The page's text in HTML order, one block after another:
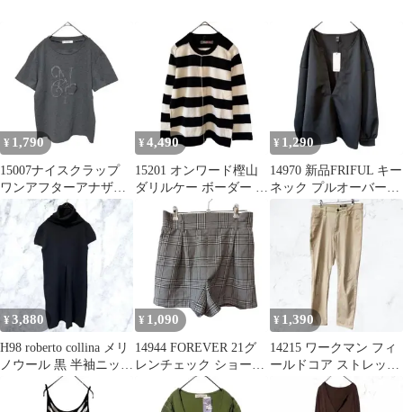
¥ 1,790
15007ナイスクラップ
ワンアフターアナザー
ロゴ刺繍Tシャツ グレ
ー
¥ 4,490
15201 オンワード樫山
ダリルケー ボーダー ニ
ットカーディガン M 黒
¥ 1,290
14970 新品FRIFUL キー
ネック プルオーバー
XL チャコールグレー
¥3,880
H98 roberto collina メリ
ノウール 黒 半袖ニット
ワンピース
¥ 1,090
14944 FOREVER 21グ
レンチェック ショート
パンツ M ウエストゴム
¥ 1,390
14215 ワークマン フィ
ールドコア ストレッチ
パンツ ベージュ Lチノ